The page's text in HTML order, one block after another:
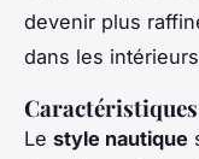
devenir plus
dans les
Le style nautique